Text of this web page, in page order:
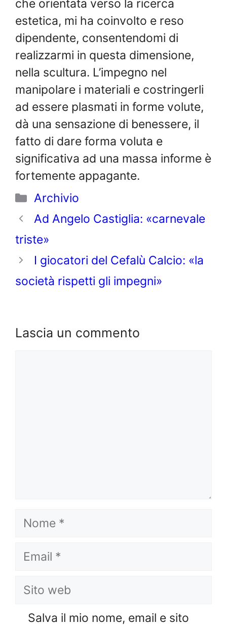
che orientata verso la ricerca
estetica, mi ha coinvolto e reso
dipendente, consentendomi di
realizzarmi in questa dimensione,
nella scultura. L’impegno nel
manipolare i materiali e costringerli
ad essere plasmati in forme volute,
dà una sensazione di benessere, il
fatto di dare forma voluta e
significativa ad una massa informe è
fortemente appagante.
Categorie
Archivio
Ad Angelo Castiglia: «carnevale
triste»
I giocatori del Cefalù Calcio: «la
società rispetti gli impegni»
Lascia un commento
Nome
Email
Sito
Salva il mio nome, email e sito